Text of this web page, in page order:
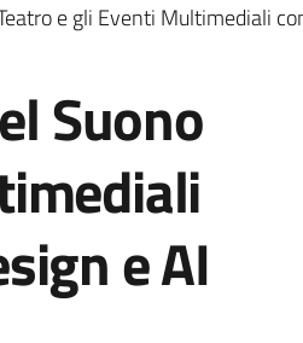
e gli Eventi Multimediali
Suono
e AI